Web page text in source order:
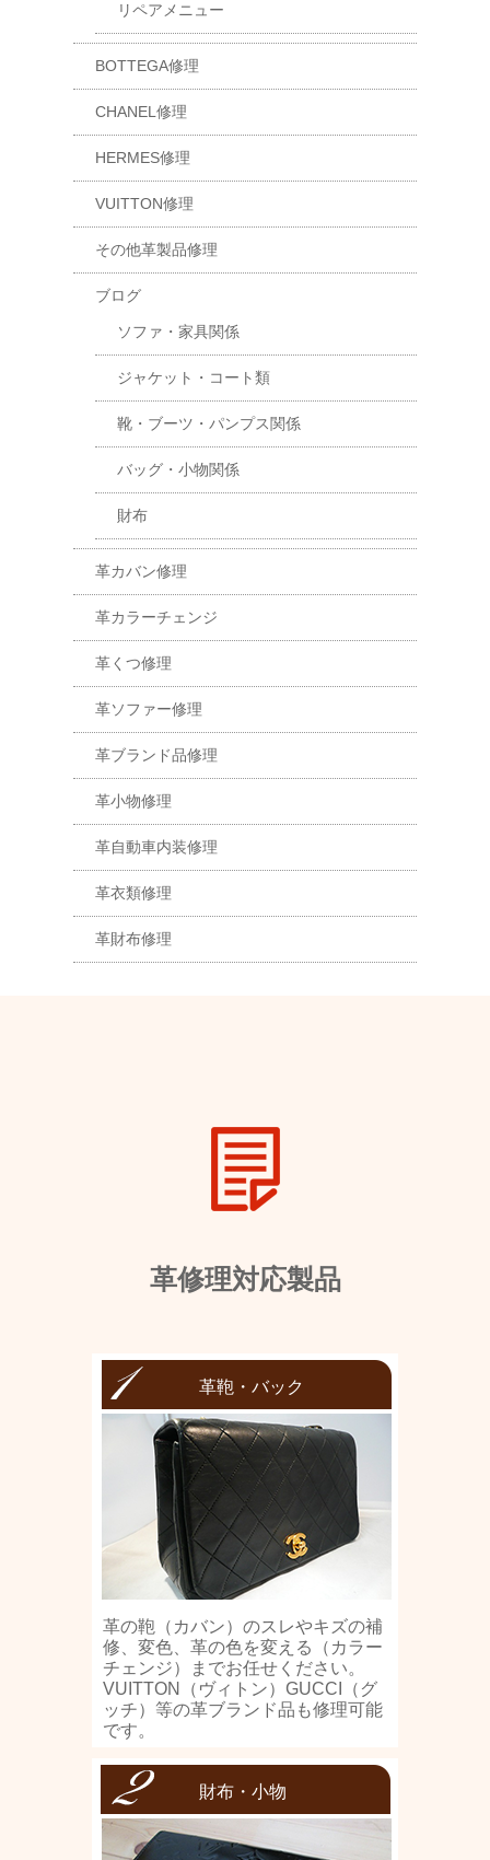
リペアメニュー
BOTTEGA修理
CHANEL修理
HERMES修理
VUITTON修理
その他革製品修理
ブログ
ソファ・家具関係
ジャケット・コート類
靴・ブーツ・パンプス関係
バッグ・小物関係
財布
革カバン修理
革カラーチェンジ
革くつ修理
革ソファー修理
革ブランド品修理
革小物修理
革自動車内装修理
革衣類修理
革財布修理
革修理対応製品
革鞄・バック
革の鞄（カバン）のスレやキズの補
修、変色、革の色を変える（カラー
チェンジ）までお任せください。
VUITTON（ヴィトン）GUCCI（グ
ッチ）等の革ブランド品も修理可能
です。
財布・小物